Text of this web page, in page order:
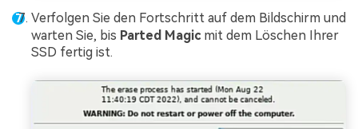
Verfolgen Sie den Fortschritt auf dem Bildschirm und
warten Sie, bis Parted Magicmit dem Löschen Ihrer
SSD fertig ist.